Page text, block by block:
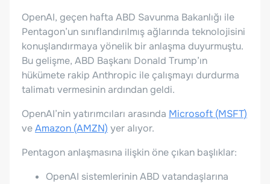
OpenAI, geçen hafta ABD Savunma Bakanlığı ile
Pentagon’un sınıflandırılmış ağlarında teknolojisini
konuşlandırmaya yönelik bir anlaşma duyurmuştu.
Bu gelişme, ABD Başkanı Donald Trump’ın
hükümete rakip Anthropic ile çalışmayı durdurma
talimatı vermesinin ardından geldi.
OpenAI’nin yatırımcıları arasında Microsoft (MSFT)
veAmazon (AMZN) yer alıyor.
Pentagon anlaşmasına ilişkin öne çıkan başlıklar:
OpenAI sistemlerinin ABD vatandaşlarına